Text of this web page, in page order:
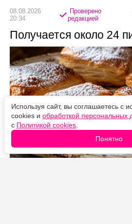
08.08.2026
20:34
Проверено
редакцией
Получается около 24
Используя сайт, вы соглашаетесь с
cookies и обработкой персональных
с Политикой cookies
Понятно